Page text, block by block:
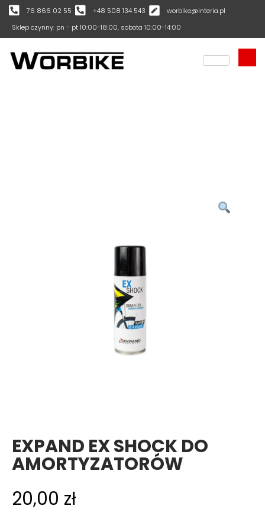
76 866 02 55 +48 508 134 543
worbike@interia.pl
Sklep czynny: pn - pt 10:00-18:00, sobota 10:00-14:00
EXPAND EX SHOCK DO
AMORTYZATORÓW
20,00 zł